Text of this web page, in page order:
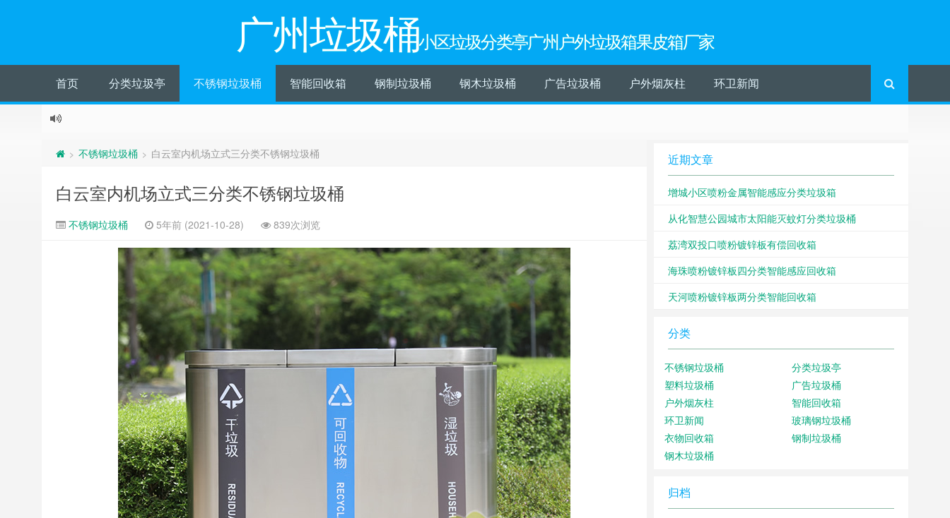
广州垃圾桶小区垃圾分类亭广州户外垃圾箱果皮箱厂家
首页 分类垃圾亭 不锈钢垃圾桶 智能回收箱 钢制垃圾桶 钢木垃圾桶 广告垃圾桶 户外烟灰柱 环卫新闻
> 不锈钢垃圾桶 > 白云室内机场立式三分类不锈钢垃圾桶
白云室内机场立式三分类不锈钢垃圾桶
不锈钢垃圾桶 5年前 (2021-10-28) 839次浏览
近期文章
增城小区喷粉金属智能感应分类垃圾箱
从化智慧公园城市太阳能灭蚊灯分类垃圾桶
荔湾双投口喷粉镀锌板有偿回收箱
海珠喷粉镀锌板四分类智能感应回收箱
天河喷粉镀锌板两分类智能回收箱
分类
不锈钢垃圾桶
分类垃圾亭
塑料垃圾桶
广告垃圾桶
户外烟灰柱
智能回收箱
环卫新闻
玻璃钢垃圾桶
衣物回收箱
钢制垃圾桶
钢木垃圾桶
归档